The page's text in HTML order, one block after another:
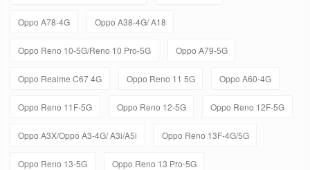
Oppo A78-4G Oppo A38-4G/ A18
Oppo Reno 10-5G/Reno 10 Pro-5G Oppo A79-5G
Oppo Realme C67 4G Oppo Reno 11 5G Oppo A60-4G
Oppo Reno 11F-5G Oppo Reno 12-5G Oppo Reno 12F-5G
Oppo A3X/Oppo A3-4G/ A3i/A5i Oppo Reno 13F-4G/5G
Oppo Reno 13-5G Oppo Reno 13 Pro-5G